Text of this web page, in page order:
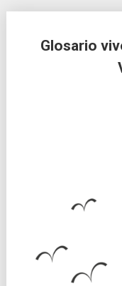
Glosario